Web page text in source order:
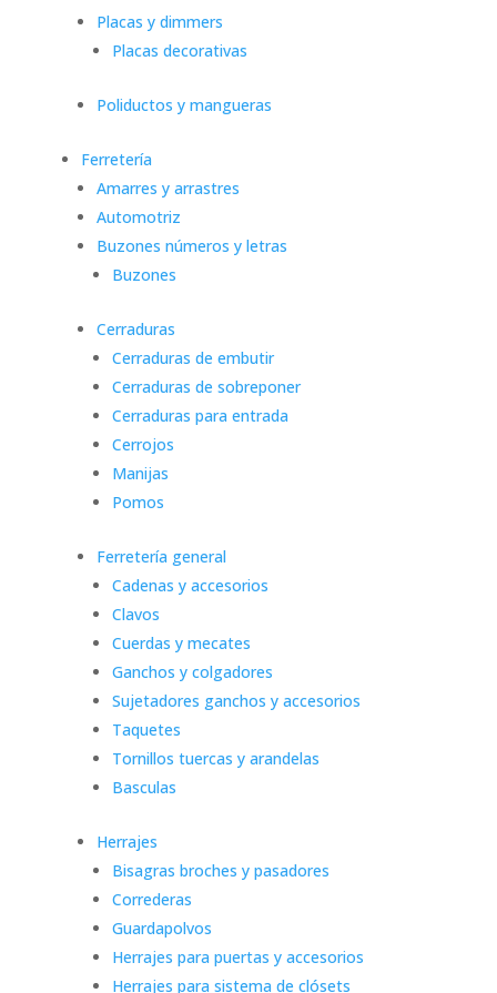
Placas y dimmers
Placas decorativas
Poliductos y mangueras
Ferretería
Amarres y arrastres
Automotriz
Buzones números y letras
Buzones
Cerraduras
Cerraduras de embutir
Cerraduras de sobreponer
Cerraduras para entrada
Cerrojos
Manijas
Pomos
Ferretería general
Cadenas y accesorios
Clavos
Cuerdas y mecates
Ganchos y colgadores
Sujetadores ganchos y accesorios
Taquetes
Tornillos tuercas y arandelas
Basculas
Herrajes
Bisagras broches y pasadores
Correderas
Guardapolvos
Herrajes para puertas y accesorios
Herrajes para sistema de clósets